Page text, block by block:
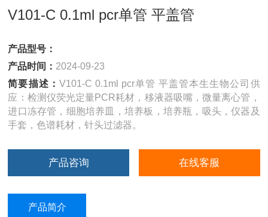
V101-C 0.1ml pcr单管 平盖管
产品型号：
产品时间： 2024-09-23
简要描述： V101-C 0.1ml pcr单管 平盖管本生生物公司供
应：检测仪荧光定量PCR耗材，移液器吸嘴，微量离心管，
进口冻存管，细胞培养皿，培养板，培养瓶，吸头，仪器及
手套，色谱耗材，针头过滤器。
产品咨询 在线客服
产品简介